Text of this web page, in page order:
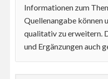
Informationen zum
Quellenangabe können
qualitativ zu erweitern.
und Ergänzungen auch